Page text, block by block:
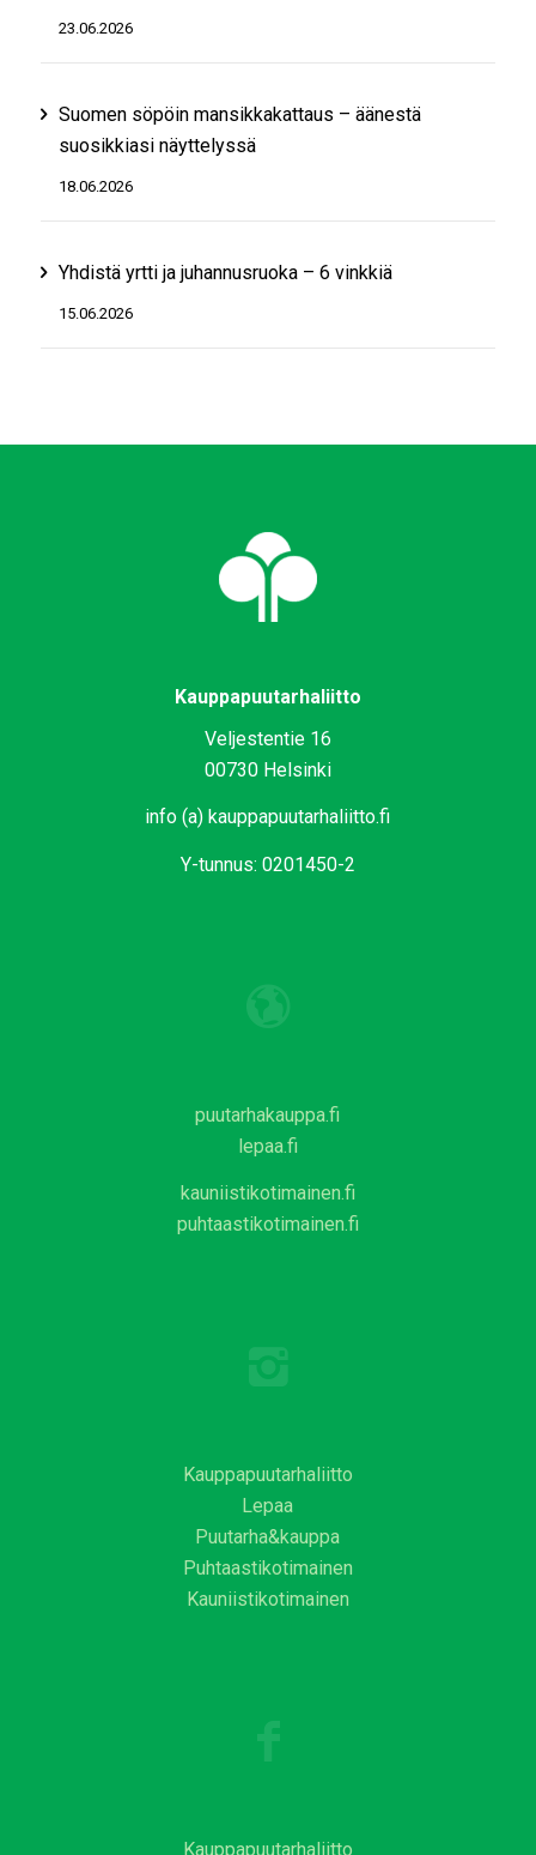
23.06.2026
Suomen söpöin mansikkakattaus – äänestä
suosikkiasi näyttelyssä
18.06.2026
Yhdistä yrtti ja juhannusruoka – 6 vinkkiä
15.06.2026
Kauppapuutarhaliitto
Veljestentie 16
00730 Helsinki
info (a) kauppapuutarhaliitto.fi
Y-tunnus: 0201450-2
puutarhakauppa.fi
lepaa.fi
kauniistikotimainen.fi
puhtaastikotimainen.fi
Kauppapuutarhaliitto
Lepaa
Puutarha&kauppa
Puhtaastikotimainen
Kauniistikotimainen
Kauppapuutarhaliitto